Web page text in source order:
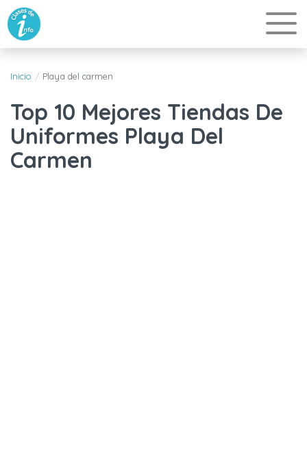
Inicio Playa del carmen
Top 10 Mejores Tiendas De
Uniformes Playa Del
Carmen